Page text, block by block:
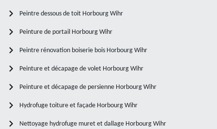
Peintre dessous de toit Horbourg Wihr
Peinture de portail Horbourg Wihr
Peintre rénovation boiserie bois Horbourg Wihr
Peinture et décapage de volet Horbourg Wihr
Peinture et décapage de persienne Horbourg Wihr
Hydrofuge toiture et façade Horbourg Wihr
Nettoyage hydrofuge muret et dallage Horbourg Wihr